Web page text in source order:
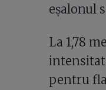
eșalonul
La 1,78
pentru